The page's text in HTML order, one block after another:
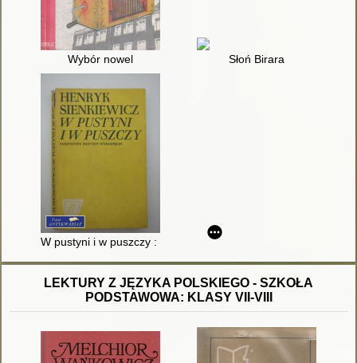
Wybór nowel Słoń Birara
W pustyni i w puszczy : powieść
LEKTURY Z JĘZYKA POLSKIEGO - SZKOŁA
PODSTAWOWA: KLASY VII-VIII